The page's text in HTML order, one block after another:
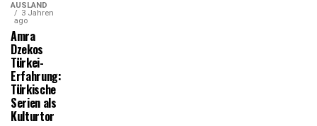
AUSLAND
3 Jahren
ago
Amra
Dzekos
Türkei-
Erfahrung:
Türkische
Serien als
Kulturtor